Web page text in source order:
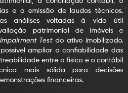
e a emissão de laudos técnicos.
análises voltadas à vida útil
patrimonial de imóveis e
Impairment Testdo ativo imobilizado.
ampliar a confiabilidade das
entre o físico e o contábil
mais sólida para decisões
financeiras.